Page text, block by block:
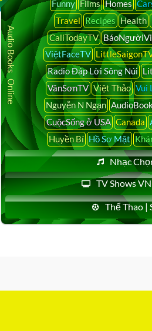
Funny Films Homes
Travel Recipes Health
CaliTodayTV
ViệtFaceTV
Radio Đáp Lời Sông Núi
VânSơnTV Việt Thảo Vui
Nguyễn N Ngạn
CuộcSống ở USA Canada
Huyền Bí Hồ Sơ Mật
Nhạc
TV Shows
Thể Thao |
Audio Books Online